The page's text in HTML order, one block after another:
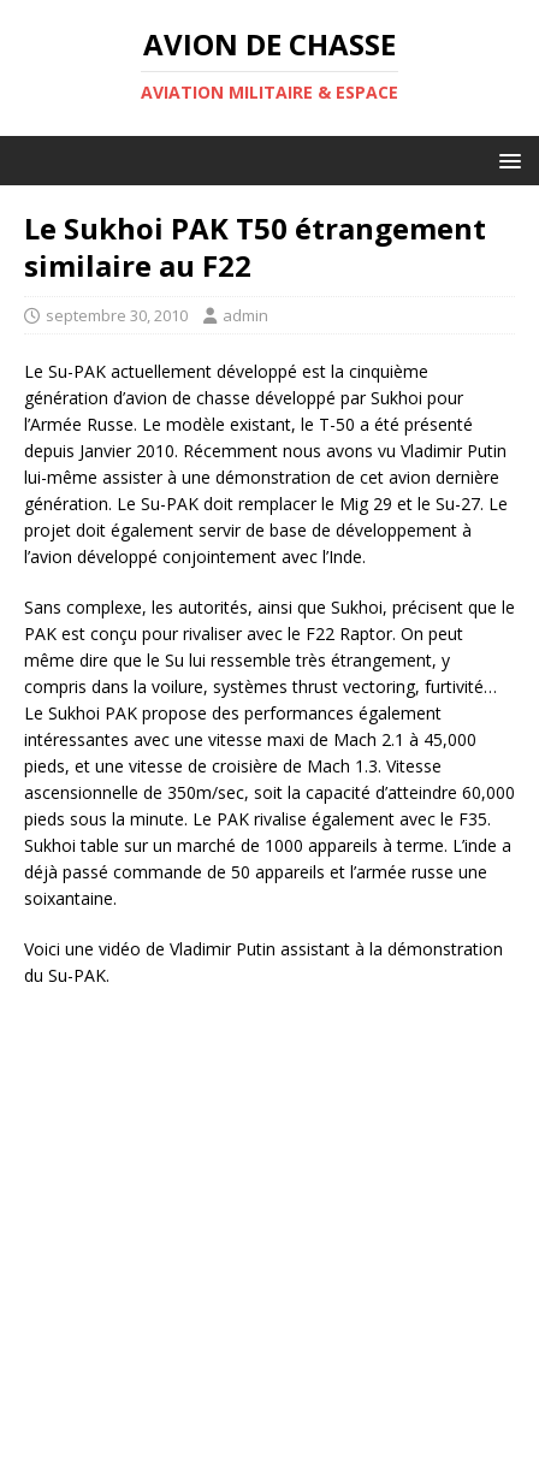
AVION DE CHASSE
AVIATION MILITAIRE & ESPACE
Le Sukhoi PAK T50 étrangement
similaire au F22
septembre 30, 2010 admin
Le Su-PAK actuellement développé est la cinquième
génération d’avion de chasse développé par Sukhoi pour
l’Armée Russe. Le modèle existant, le T-50 a été présenté
depuis Janvier 2010. Récemment nous avons vu Vladimir Putin
lui-même assister à une démonstration de cet avion dernière
génération. Le Su-PAK doit remplacer le Mig 29 et le Su-27. Le
projet doit également servir de base de développement à
l’avion développé conjointement avec l’Inde.
Sans complexe, les autorités, ainsi que Sukhoi, précisent que le
PAK est conçu pour rivaliser avec le F22 Raptor. On peut
même dire que le Su lui ressemble très étrangement, y
compris dans la voilure, systèmes thrust vectoring, furtivité…
Le Sukhoi PAK propose des performances également
intéressantes avec une vitesse maxi de Mach 2.1 à 45,000
pieds, et une vitesse de croisière de Mach 1.3. Vitesse
ascensionnelle de 350m/sec, soit la capacité d’atteindre 60,000
pieds sous la minute. Le PAK rivalise également avec le F35.
Sukhoi table sur un marché de 1000 appareils à terme. L’inde a
déjà passé commande de 50 appareils et l’armée russe une
soixantaine.
Voici une vidéo de Vladimir Putin assistant à la démonstration
du Su-PAK.